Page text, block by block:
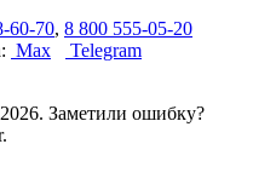
60-70, 8 800 555-05-20
Max
Telegram
Заметили ошибку?